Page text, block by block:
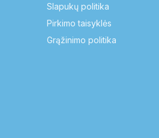
Slapukų politika
Pirkimo taisyklės
Grąžinimo politika